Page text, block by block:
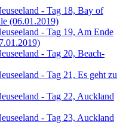
- Tag 18, Bay of
(06.01.2019)
- Tag 19, Am Ende
- Tag 20, Beach-
- Tag 21, Es geht zu
- Tag 22, Auckland
- Tag 23, Auckland